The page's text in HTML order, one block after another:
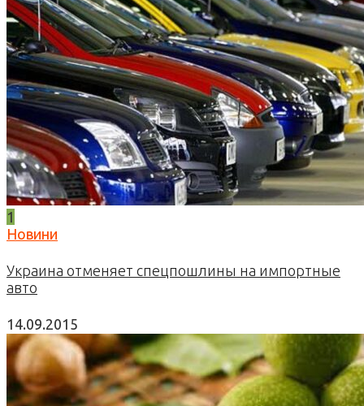
1
Новини
Украина отменяет спецпошлины на импортные
авто
14.09.2015